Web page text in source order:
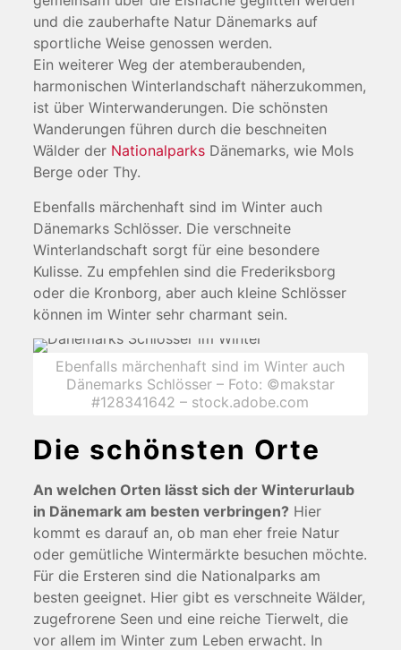
und die zauberhafte Natur Dänemarks auf
sportliche Weise genossen werden.
Ein weiterer Weg der atemberaubenden,
harmonischen Winterlandschaft näherzukommen,
ist über Winterwanderungen. Die schönsten
Wanderungen führen durch die beschneiten
Wälder der NationalparksDänemarks, wie Mols
Berge oder Thy.
Ebenfalls märchenhaft sind im Winter auch
Dänemarks Schlösser. Die verschneite
Winterlandschaft sorgt für eine besondere
Kulisse. Zu empfehlen sind die Frederiksborg
oder die Kronborg, aber auch kleine Schlösser
können im Winter sehr charmant sein.
Ebenfalls märchenhaft sind im Winter auch
Dänemarks Schlösser – Foto: ©makstar
#128341642 – stock.adobe.com
Die schönsten Orte
An welchen Orten lässt sich der Winterurlaub
in Dänemark am besten verbringen?Hier
kommt es darauf an, ob man eher freie Natur
oder gemütliche Wintermärkte besuchen möchte.
Für die Ersteren sind die Nationalparks am
besten geeignet. Hier gibt es verschneite Wälder,
zugefrorene Seen und eine reiche Tierwelt, die
vor allem im Winter zum Leben erwacht. In